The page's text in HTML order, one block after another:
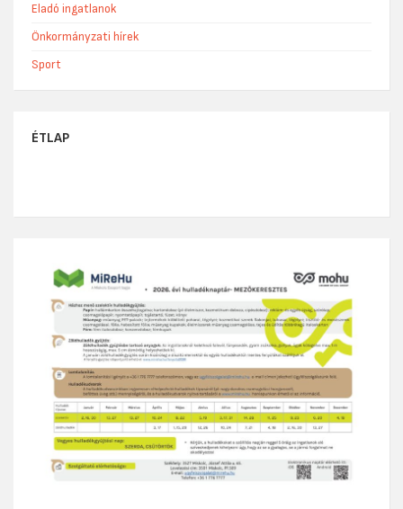
Eladó ingatlanok
Önkormányzati hírek
Sport
ÉTLAP